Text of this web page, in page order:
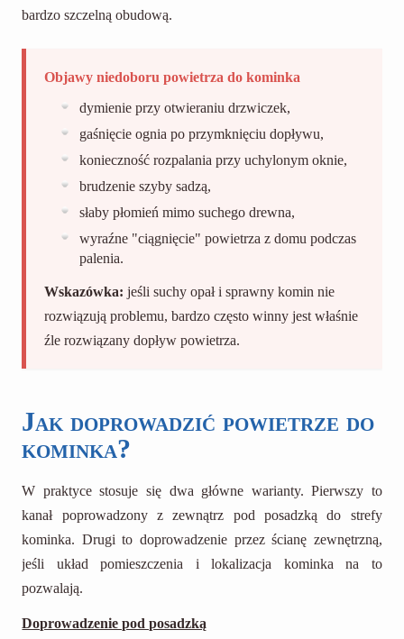
bardzo szczelną obudową.
Objawy niedoboru powietrza do kominka
dymienie przy otwieraniu drzwiczek,
gaśnięcie ognia po przymknięciu dopływu,
konieczność rozpalania przy uchylonym oknie,
brudzenie szyby sadzą,
słaby płomień mimo suchego drewna,
wyraźne "ciągnięcie" powietrza z domu podczas
palenia.
Wskazówka: jeśli suchy opał i sprawny komin nie
rozwiązują problemu, bardzo często winny jest właśnie
źle rozwiązany dopływ powietrza.
Jak doprowadzić powietrze do
kominka?
W praktyce stosuje się dwa główne warianty. Pierwszy to
kanał poprowadzony z zewnątrz pod posadzką do strefy
kominka. Drugi to doprowadzenie przez ścianę zewnętrzną,
jeśli układ pomieszczenia i lokalizacja kominka na to
pozwalają.
Doprowadzenie pod posadzką